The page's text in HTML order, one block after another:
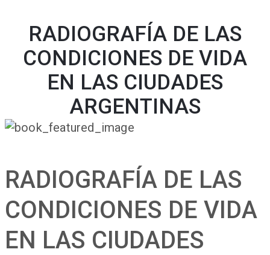
RADIOGRAFÍA DE LAS
CONDICIONES DE VIDA
EN LAS CIUDADES
ARGENTINAS
RADIOGRAFÍA DE LAS
CONDICIONES DE VIDA
EN LAS CIUDADES